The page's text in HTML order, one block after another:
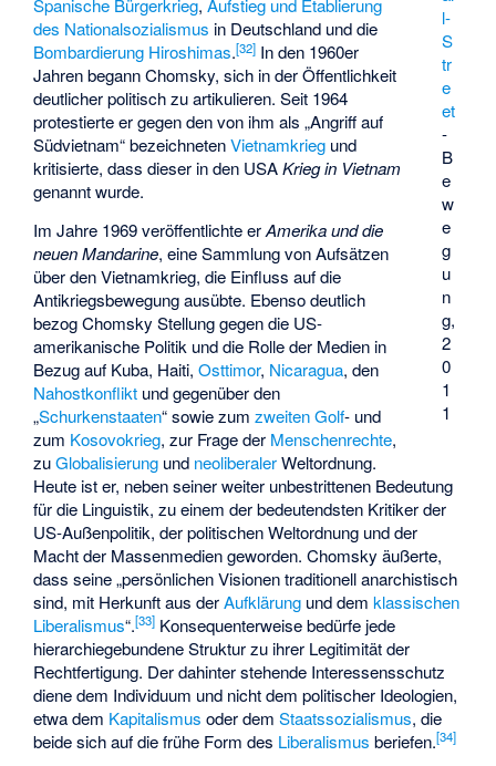
l-
S
tr
e
et
-
B
e
w
e
g
u
n
g,
2
0
1
1
Spanische Bürgerkrieg,Aufstieg und Etablierung
des Nationalsozialismus in Deutschland und die
Bombardierung Hiroshimas.[32] In den 1960er
Jahren begann Chomsky, sich in der Öffentlichkeit
deutlicher politisch zu artikulieren. Seit 1964
protestierte er gegen den von ihm als „Angriff auf
Südvietnam“ bezeichnetenVietnamkrieg und
kritisierte, dass dieser in den USAKrieg in Vietnam
genannt wurde.
Im Jahre 1969 veröffentlichte erAmerika und die
neuen Mandarine, eine Sammlung von Aufsätzen
über den Vietnamkrieg, die Einfluss auf die
Antikriegsbewegung ausübte. Ebenso deutlich
bezog Chomsky Stellung gegen die US-
amerikanische Politik und die Rolle der Medien in
Bezug auf Kuba, Haiti,Osttimor, Nicaragua, den
Nahostkonflikt und gegenüber den
„Schurkenstaaten“ sowie zumzweiten Golf- und
zum Kosovokrieg, zur Frage der Menschenrechte,
zuGlobalisierung und neoliberalerWeltordnung.
Heute ist er, neben seiner weiter unbestrittenen Bedeutung
für die Linguistik, zu einem der bedeutendsten Kritiker der
US-Außenpolitik, der politischen Weltordnung und der
Macht der Massenmedien geworden. Chomsky äußerte,
dass seine „persönlichen Visionen traditionell anarchistisch
sind, mit Herkunft aus derAufklärung und demklassischen
Liberalismus“.[33] Konsequenterweise bedürfe jede
hierarchiegebundene Struktur zu ihrer Legitimität der
Rechtfertigung. Der dahinter stehende Interessensschutz
diene dem Individuum und nicht dem politischer Ideologien,
etwa dem Kapitalismus oder demStaatssozialismus, die
beide sich auf die frühe Form des Liberalismus beriefen.[34]